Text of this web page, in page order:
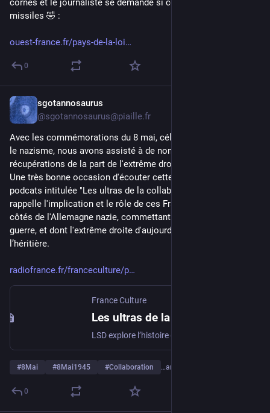
cornes et le journaliste se demande si ce sont de vrais
missiles 🤣 :
ouest-france.fr/pays-de-la-loi
0
sgotannosaurus
@sgotannosaurus@piaille.fr
Avec les commémorations du 8 mai, célébrant la victoire sur
le nazisme, nous avons assisté à de nombreuses
récupérations de la part de l'extrême droite.
Une très bonne occasion d'écouter cette excellente série de
podcats intitulée "Les ultras de la collaboration". Celle-ci
rappelle l'implication et le rôle de ces Français engagés aux
côtés de l'Allemagne nazie, commettant tortures et crimes de
guerre, et dont l'extrême droite d'aujourd'hui est toujours
l’héritière.
radiofrance.fr/franceculture/p
France Culture
#8Mai #8Mai1945 #Collaboration …and 1 more
0